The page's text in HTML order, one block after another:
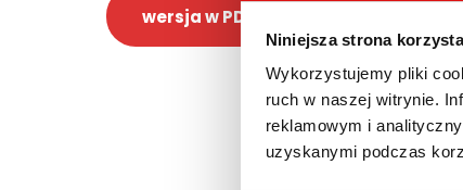
Niniejsza strona
Wykorzystujemy pliki
ruch w naszej witrynie.
reklamowym i
uzyskanymi podczas
wersja w PDF
Do
inne